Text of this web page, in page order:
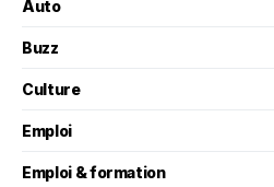
Auto
Buzz
Culture
Emploi
Emploi & formation